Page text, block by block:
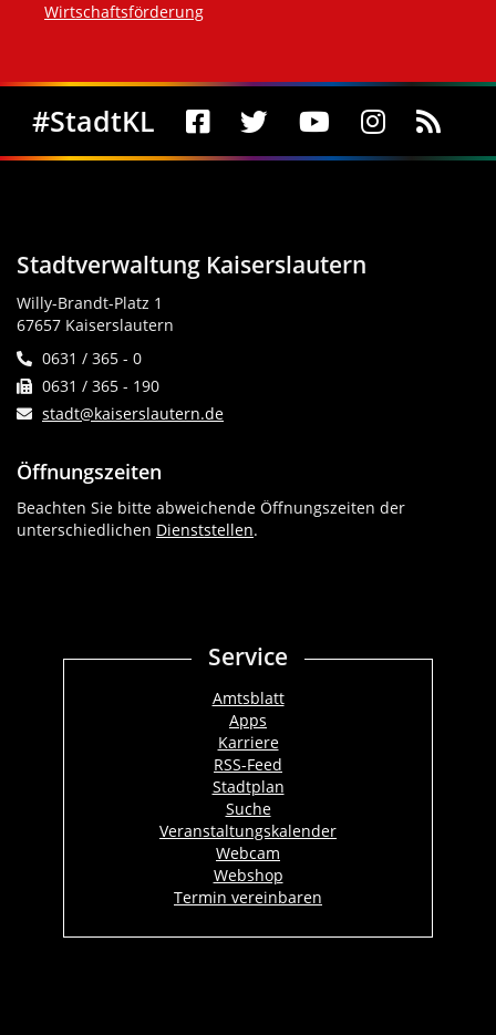
Wirtschaftsförderung
Social Media
#StadtKL
Stadtverwaltung Kaiserslautern
Willy-Brandt-Platz 1
67657 Kaiserslautern
0631 / 365 - 0
0631 / 365 - 190
stadt@kaiserslautern.de
Öffnungszeiten
Beachten Sie bitte abweichende Öffnungszeiten der
unterschiedlichen Dienststellen.
Service
Amtsblatt
Apps
Karriere
RSS-Feed
Stadtplan
Suche
Veranstaltungskalender
Webcam
Webshop
Termin vereinbaren